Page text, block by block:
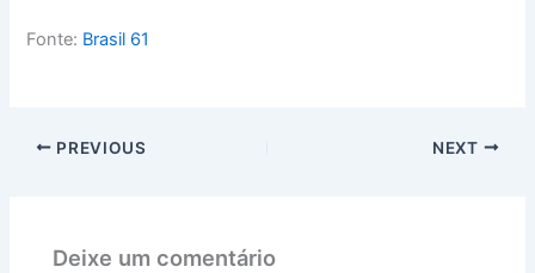
Fonte: Brasil 61
PREVIOUS NEXT
Deixe um comentário